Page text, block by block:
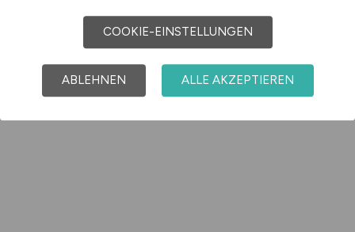
COOKIE-EINSTELLUNGEN
ABLEHNEN ALLE AKZEPTIEREN